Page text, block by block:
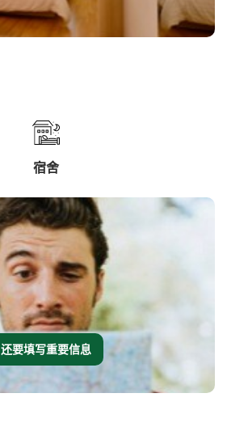
宿舍
还要填写重要信息